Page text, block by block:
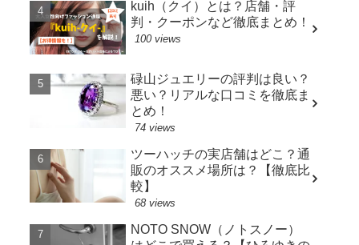
kuih（クイ）とは？店舗・評
判・クーポンなど徹底まとめ！
100 views
碌山ジュエリーの評判は良い？
悪い？リアルな口コミを徹底ま
とめ！
74 views
ツーハッチの実店舗はどこ？通
販のオススメ場所は？【徹底比
較】
68 views
NOTO SNOW（ノトスノー）